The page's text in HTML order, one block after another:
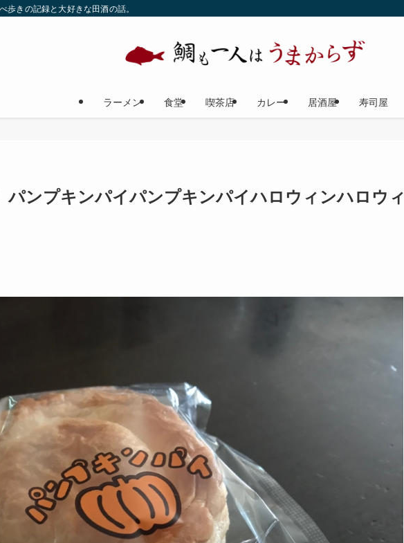
きの記録と大好きな田酒の話。
ラーメン 食堂 喫茶店 カレー 居酒屋 寿司屋
パンプキンパイパンプキンパイハロウィンハロウィ